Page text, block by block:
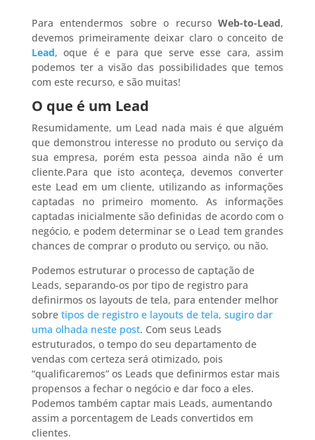
Para entendermos sobre o recursoWeb-to-Lead,
devemos primeiramente deixar claro o conceito de
Lead, oque é e para que serve esse cara, assim
podemos ter a visão das possibilidades que temos
com este recurso, e são muitas!
O que é um Lead
Resumidamente, um Lead nada mais é que alguém
que demonstrou interesse no produto ou serviço da
sua empresa, porém esta pessoa ainda não é um
cliente.Para que isto aconteça, devemos converter
este Lead em um cliente, utilizando as informações
captadas no primeiro momento. As informações
captadas inicialmente são definidas de acordo com o
negócio, e podem determinar se o Lead tem grandes
chances de comprar o produto ou serviço, ou não.
Podemos estruturar o processo de captação de
Leads, separando-os por tipo de registro para
definirmos os layouts de tela, para entender melhor
sobre tipos de registro e layouts de tela, sugiro dar
uma olhada neste post. Com seus Leads
estruturados, o tempo do seu departamento de
vendas com certeza será otimizado, pois
“qualificaremos” os Leads que definirmos estar mais
propensos a fechar o negócio e dar foco a eles.
Podemos também captar mais Leads, aumentando
assim a porcentagem de Leads convertidos em
clientes.